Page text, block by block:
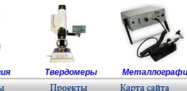
Твердомеры